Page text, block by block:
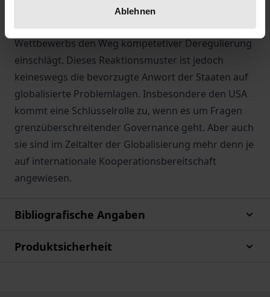
Ablehnen
Gleichzeitig ist es eine reale Gefahr, dass die
Exekutive unter dem Druck des internationalen
Wettbewerbs den Weg kompetetiver Deregulierung
einschlägt. Dieses Reaktionsmuster ist jedoch
keineswegs die bevorzugte Anwort der Staaten auf
globalisierte Problemlagen. Insbesondere den USA
kommt eine Schlüsselrolle zu, wenn es um Fragen
grenzüberschreitender Governance geht. Aber auch
sie sind im Zeitalter der Globalisierung mehr denn je
auf internationale Kooperationsbereitschaft
angewiesen.
Bibliografische Angaben
Produktsicherheit